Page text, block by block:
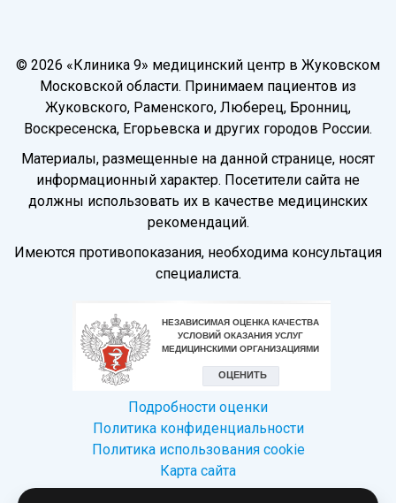
© 2026 «Клиника 9» медицинский центр в Жуковском
Московской области. Принимаем пациентов из
Жуковского, Раменского, Люберец, Бронниц,
Воскресенска, Егорьевска и других городов России.
Материалы, размещенные на данной странице, носят
информационный характер. Посетители сайта не
должны использовать их в качестве медицинских
рекомендаций.
Имеются противопоказания, необходима консультация
специалиста.
Подробности оценки
Политика конфиденциальности
Политика использования сookie
Карта сайта